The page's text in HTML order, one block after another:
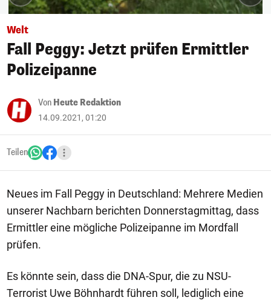
Welt
Fall Peggy: Jetzt prüfen Ermittler
Polizeipanne
Von Heute Redaktion
14.09.2021, 01:20
Teilen
Neues im Fall Peggy in Deutschland: Mehrere Medien
unserer Nachbarn berichten Donnerstagmittag, dass
Ermittler eine mögliche Polizeipanne im Mordfall
prüfen.
Es könnte sein, dass die DNA-Spur, die zu NSU-
Terrorist Uwe Böhnhardt führen soll, lediglich eine